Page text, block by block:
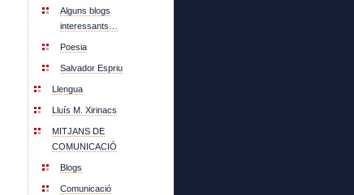
Alguns blogs
interessants…
Poesia
Salvador Espriu
Llengua
Lluís M. Xirinacs
MITJANS DE
COMUNICACIÓ
Blogs
Comunicació